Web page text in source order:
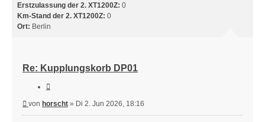
Erstzulassung der 2. XT1200Z: 0
Km-Stand der 2. XT1200Z: 0
Ort: Berlin
Re: Kupplungskorb DP01
Beitrag
von horscht » Di 2. Jun 2026, 18:16